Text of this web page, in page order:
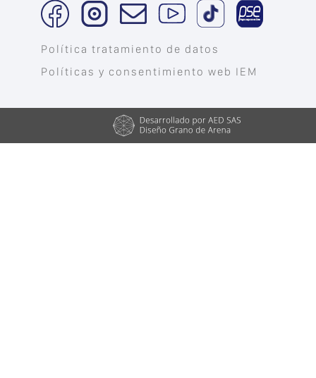
Política tratamiento de datos
Políticas y consentimiento web IEM